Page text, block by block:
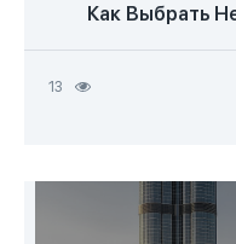
Как Выбрать
13